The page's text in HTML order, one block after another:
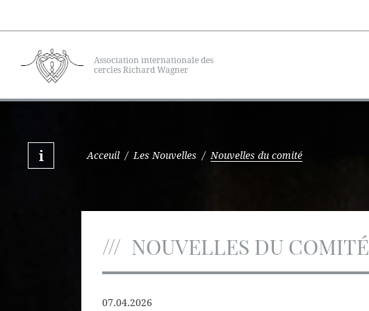
Association internationale des
cercles Richard Wagner
Acceuil / Les Nouvelles / Nouvelles du comité
NOUVELLES DU COMITÉ
07.04.2026